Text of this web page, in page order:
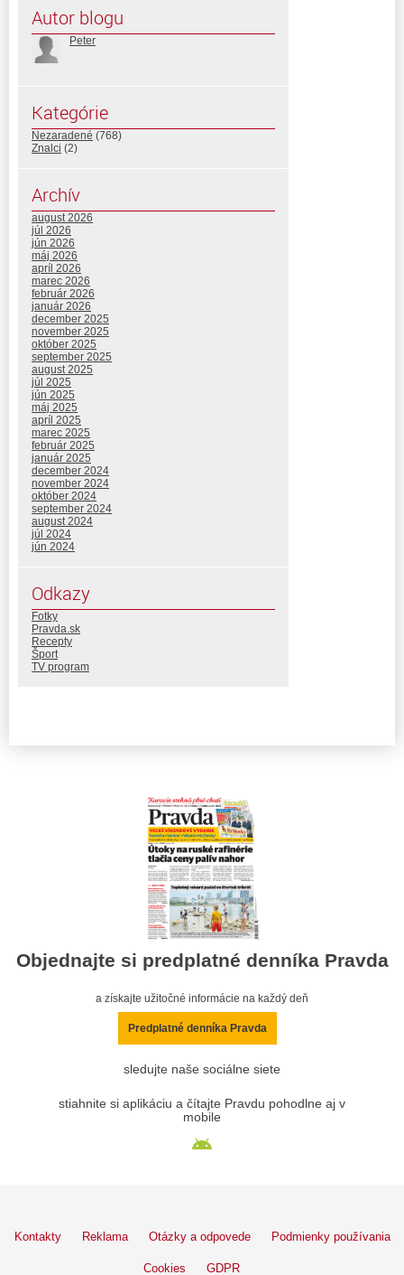
Autor blogu
Peter
Kategórie
Nezaradené (768)
Znalci (2)
Archív
august 2026
júl 2026
jún 2026
máj 2026
apríl 2026
marec 2026
február 2026
január 2026
december 2025
november 2025
október 2025
september 2025
august 2025
júl 2025
jún 2025
máj 2025
apríl 2025
marec 2025
február 2025
január 2025
december 2024
november 2024
október 2024
september 2024
august 2024
júl 2024
jún 2024
Odkazy
Fotky
Pravda.sk
Recepty
Šport
TV program
Objednajte si predplatné denníka Pravda
a získajte užitočné informácie na každý deň
Predplatné denníka Pravda
sledujte naše sociálne siete
stiahnite si aplikáciu a čítajte Pravdu pohodlne aj v
mobile
Kontakty Reklama Otázky a odpovede Podmienky používania
Cookies GDPR